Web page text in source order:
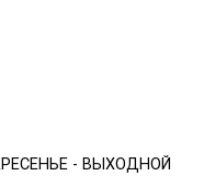
- ВЫХОДНОЙ